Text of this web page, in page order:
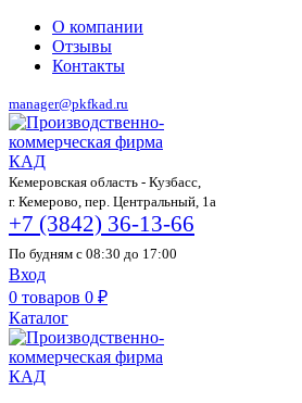
О компании
Отзывы
Контакты
manager@pkfkad.ru
Кемеровская область - Кузбасс,
г. Кемерово, пер. Центральный, 1а
+7 (3842) 36-13-66
По будням с 08:30 до 17:00
Вход
0 товаров 0 ₽
Каталог